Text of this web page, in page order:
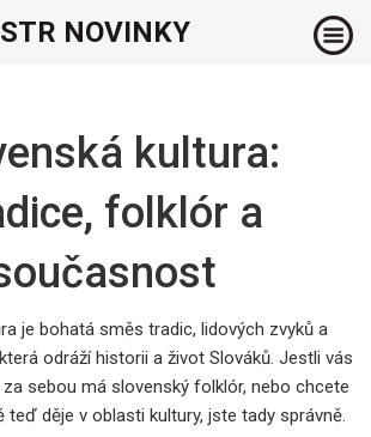
NOVINKY
kultura:
folklór a
je bohatá směs tradic, lidových zvyků a
odráží historii a život Slováků. Jestli vás
za sebou má slovenský folklór, nebo chcete
teď děje v oblasti kultury, jste tady správně.